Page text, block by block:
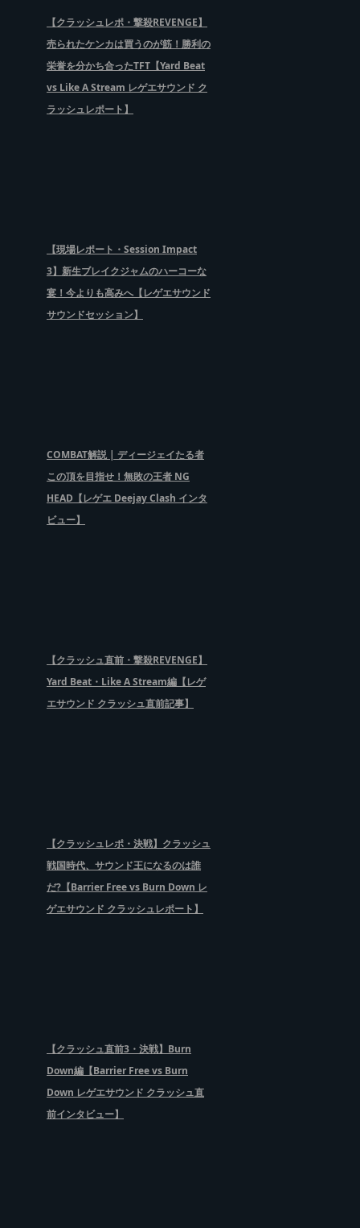
【クラッシュレポ・撃殺REVENGE】
売られたケンカは買うのが筋！勝利の
栄誉を分かち合ったTFT【Yard Beat
vs Like A Stream レゲエサウンド ク
ラッシュレポート】
【現場レポート・Session Impact
3】新生ブレイクジャムのハーコーな
宴！今よりも高みへ【レゲエサウンド
サウンドセッション】
COMBAT解説 | ディージェイたる者
この頂を目指せ！無敗の王者 NG
HEAD【レゲエ Deejay Clash インタ
ビュー】
【クラッシュ直前・撃殺REVENGE】
Yard Beat・Like A Stream編【レゲ
エサウンド クラッシュ直前記事】
【クラッシュレポ・決戦】クラッシュ
戦国時代、サウンド王になるのは誰
だ?【Barrier Free vs Burn Down レ
ゲエサウンド クラッシュレポート】
【クラッシュ直前3・決戦】Burn
Down編【Barrier Free vs Burn
Down レゲエサウンド クラッシュ直
前インタビュー】